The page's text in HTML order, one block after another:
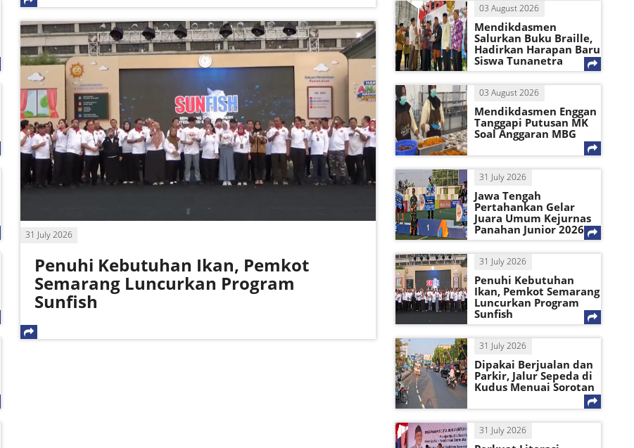
31 July 2026
Penuhi Kebutuhan Ikan, Pemkot
Semarang Luncurkan Program
Sunfish
03 August 2026
Mendikdasmen
Salurkan Buku Braille,
Hadirkan Harapan Baru
Siswa Tunanetra
03 August 2026
Mendikdasmen Enggan
Tanggapi Putusan MK
Soal Anggaran MBG
31 July 2026
Jawa Tengah
Pertahankan Gelar
Juara Umum Kejurnas
Panahan Junior 2026
31 July 2026
Penuhi Kebutuhan
Ikan, Pemkot Semarang
Luncurkan Program
Sunfish
31 July 2026
Dipakai Berjualan dan
Parkir, Jalur Sepeda di
Kudus Menuai Sorotan
31 July 2026